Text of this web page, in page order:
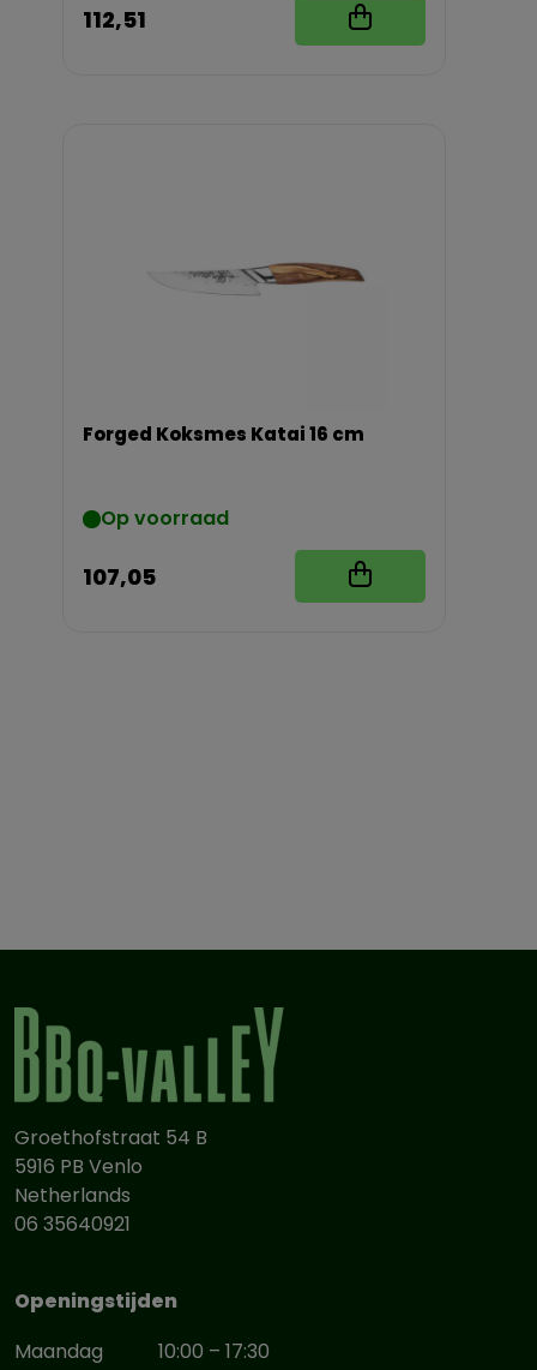
112,51
Forged Koksmes Katai 16 cm
Op voorraad
107,05
Groethofstraat 54 B
5916 PB Venlo
Netherlands
06 35640921
Openingstijden
Maandag
10:00 – 17:30